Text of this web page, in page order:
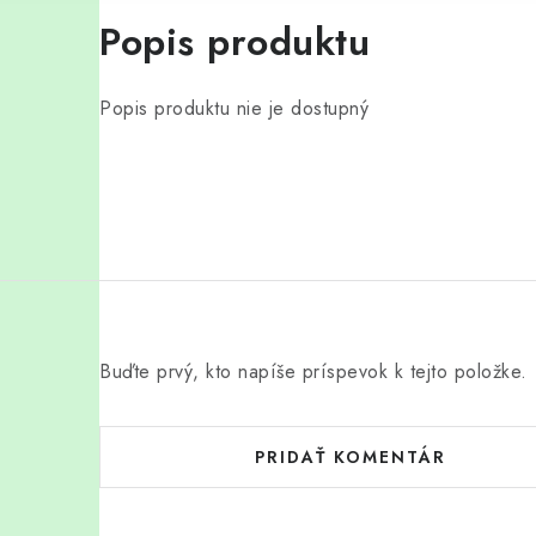
Popis produktu
Popis produktu nie je dostupný
Buďte prvý, kto napíše príspevok k tejto položke.
PRIDAŤ KOMENTÁR